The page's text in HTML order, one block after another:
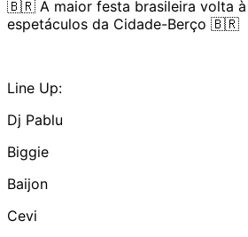
🇧🇷 A maior festa brasileira volta à
espetáculos da Cidade-Berço 🇧🇷
Line Up:
Dj Pablu
Biggie
Baijon
Cevi